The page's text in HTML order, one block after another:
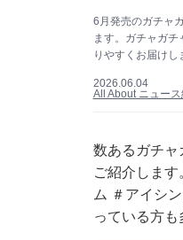
6月発売のガチャ
ます。ガチャガ
りやすくお届けし
2026.06.04
All About ニュー
数あるガチャ
ご紹介しま
ム ＃アイシ
っている方も